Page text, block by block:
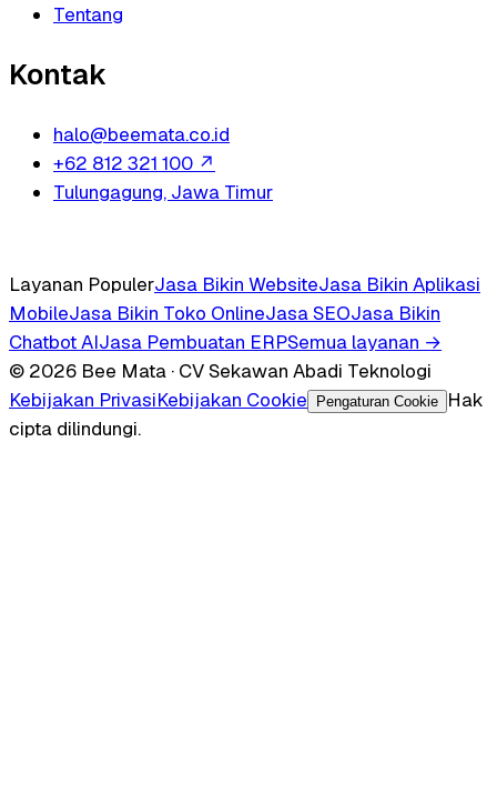
Tentang
Kontak
halo@beemata.co.id
+62 812 321 100 ↗
Tulungagung, Jawa Timur
Layanan PopulerJasa Bikin WebsiteJasa Bikin Aplikasi
MobileJasa Bikin Toko OnlineJasa SEOJasa Bikin
Chatbot AIJasa Pembuatan ERPSemua layanan →
© 2026 Bee Mata · CV Sekawan Abadi Teknologi
Kebijakan PrivasiKebijakan Cookie Pengaturan Cookie
Hak
cipta dilindungi.